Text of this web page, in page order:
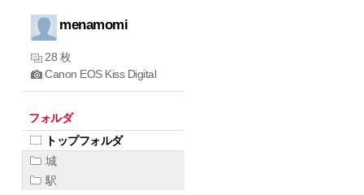
menamomi
28 枚
Canon EOS Kiss Digital
フォルダ
トップフォルダ
城
駅